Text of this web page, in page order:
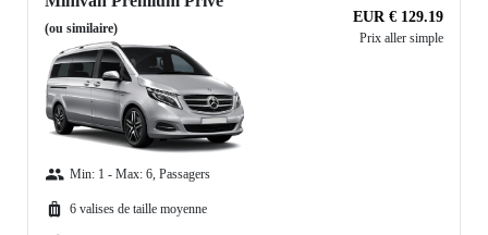
(ou similaire)
EUR € 129.19
Prix aller simple
Min: 1 - Max: 6, Passagers
6 valises de taille moyenne